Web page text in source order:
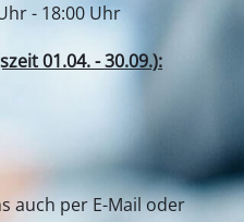
- 18:00 Uhr
01.04. - 30.09.):
auch per E-Mail oder